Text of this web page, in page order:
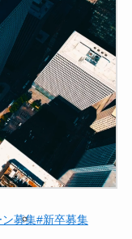
募集#新卒募集